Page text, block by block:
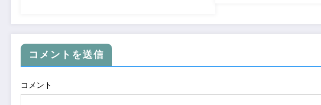
コメントを送信
コメント